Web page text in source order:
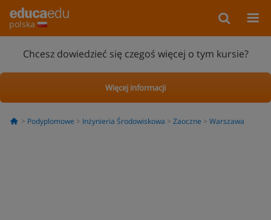
polska
Chcesz dowiedzieć się czegoś więcej o tym kursie?
Więcej informacji
Podyplomowe Inżynieria Środowiskowa Zaoczne Warszawa